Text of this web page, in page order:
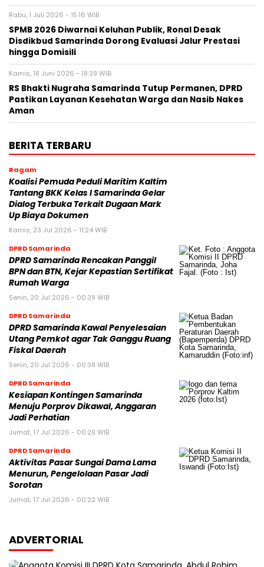
Rabu, 1 Juli 2026 - 15:16 WIB
SPMB 2026 Diwarnai Keluhan Publik, Ronal Desak
Disdikbud Samarinda Dorong Evaluasi Jalur Prestasi
hingga Domisili
Kamis, 18 Juni 2026 - 18:39 WIB
RS Bhakti Nugraha Samarinda Tutup Permanen, DPRD
Pastikan Layanan Kesehatan Warga dan Nasib Nakes
Aman
BERITA TERBARU
Ragam
Koalisi Pemuda Peduli Maritim Kaltim
Tantang BKK Kelas I Samarinda Gelar
Dialog Terbuka Terkait Dugaan Mark
Up Biaya Dokumen
Kamis, 23 Jul 2026 - 11:24 WIB
DPRD Samarinda
DPRD Samarinda Rencakan Panggil
BPN dan BTN, Kejar Kepastian Sertifikat
Rumah Warga
Senin, 20 Jul 2026 - 00:39 WIB
DPRD Samarinda
DPRD Samarinda Kawal Penyelesaian
Utang Pemkot agar Tak Ganggu Ruang
Fiskal Daerah
Senin, 20 Jul 2026 - 00:38 WIB
DPRD Samarinda
Kesiapan Kontingen Samarinda
Menuju Porprov Dikawal, Anggaran
Jadi Perhatian
Jumat, 17 Jul 2026 - 00:29 WIB
DPRD Samarinda
Aktivitas Pasar Sungai Dama Lama
Menurun, Pengelolaan Pasar Jadi
Sorotan
Jumat, 17 Jul 2026 - 00:22 WIB
ADVERTORIAL